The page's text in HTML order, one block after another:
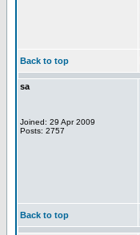
Back to top
sa
Joined: 29 Apr 2009
Posts: 2757
Back to top